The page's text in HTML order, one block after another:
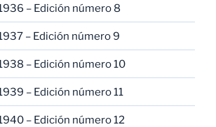
– Edición número 8
– Edición número 9
– Edición número 10
– Edición número 11
– Edición número 12